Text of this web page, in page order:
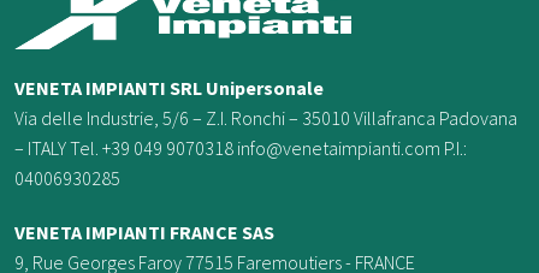
VENETA IMPIANTI SRL Unipersonale
Via delle Industrie, 5/6 – Z.I. Ronchi – 35010 Villafranca Padovana
– ITALY Tel. +39 049 9070318 info@venetaimpianti.com P.I.:
04006930285
VENETA IMPIANTI FRANCE SAS
9, Rue Georges Faroy 77515 Faremoutiers - FRANCE